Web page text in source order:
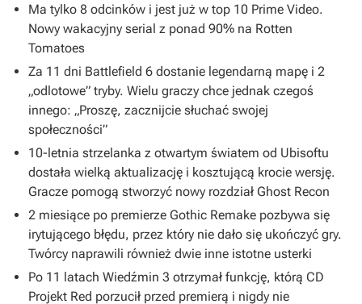
Ma tylko 8 odcinków i jest już w top 10 Prime Video.
Nowy wakacyjny serial z ponad 90% na Rotten
Tomatoes
Za 11 dni Battlefield 6 dostanie legendarną mapę i 2
„odlotowe” tryby. Wielu graczy chce jednak czegoś
innego: „Proszę, zacznijcie słuchać swojej
społeczności”
10-letnia strzelanka z otwartym światem od Ubisoftu
dostała wielką aktualizację i kosztującą krocie wersję.
Gracze pomogą stworzyć nowy rozdział Ghost Recon
2 miesiące po premierze Gothic Remake pozbywa się
irytującego błędu, przez który nie dało się ukończyć gry.
Twórcy naprawili również dwie inne istotne usterki
Po 11 latach Wiedźmin 3 otrzymał funkcję, którą CD
Projekt Red porzucił przed premierą i nigdy nie